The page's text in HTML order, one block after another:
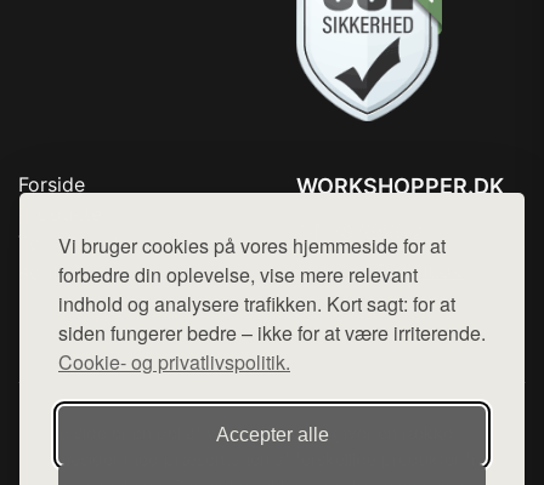
Vi bruger cookies på vores hjemmeside for at
forbedre din oplevelse, vise mere relevant
indhold og analysere trafikken. Kort sagt: for at
siden fungerer bedre – ikke for at være irriterende.
Cookie- og privatlivspolitik.
Accepter alle
Forside
Top Rabatter
Kontakt
WORKSHOPPER.DK
Mail: hej@want.dk
Cookie- og privatlivspolitik
Denne side er en del af want.dk, der udgiver en række
hjemmesider med præsentation af forskellige produkter fra